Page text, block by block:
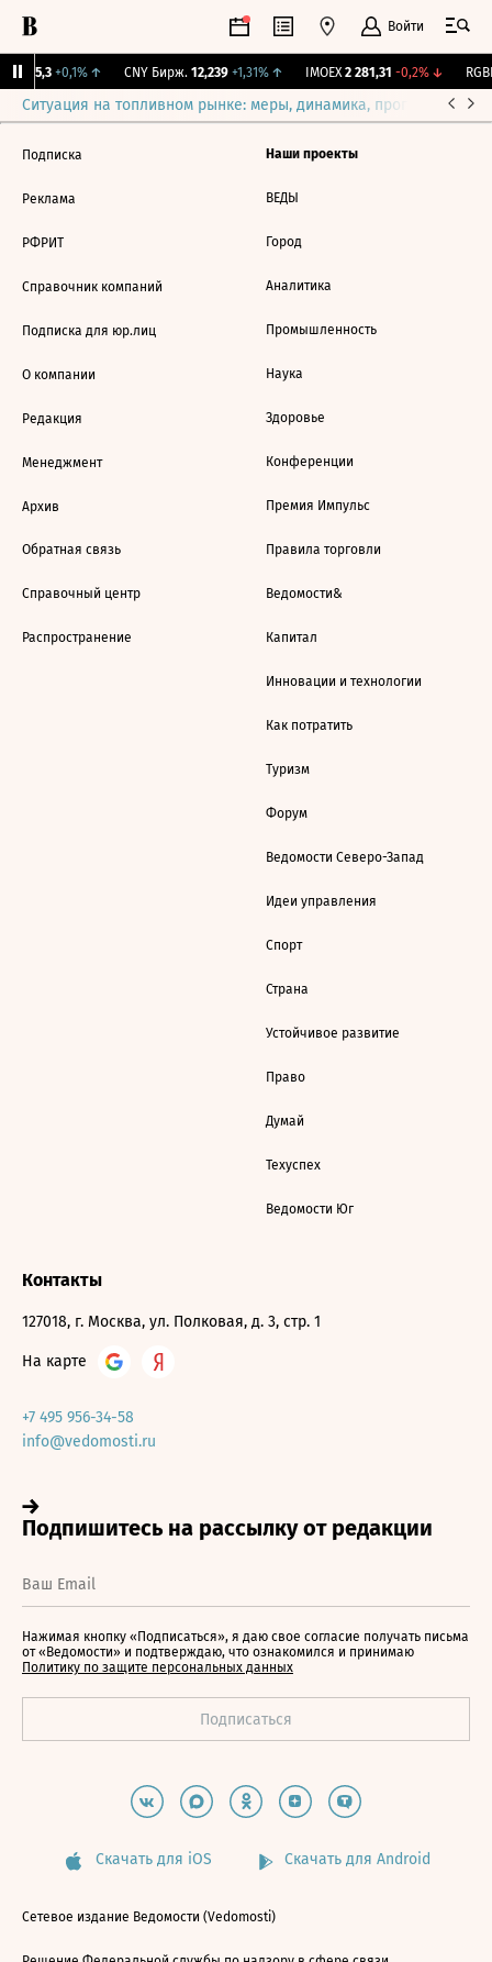
Войти
115,3 +0,1%↑ CNY Бирж. 12,239 +1,31%↑ IMOEX 2 281,31 -0,2%↓
Ситуация на топливном рынке: меры, динамика, прогнозы
Подписка
Реклама
РФРИТ
Справочник компаний
Подписка для юр.лиц
О компании
Редакция
Менеджмент
Архив
Обратная связь
Справочный центр
Распространение
Наши проекты
ВЕДЫ
Город
Аналитика
Промышленность
Наука
Здоровье
Конференции
Премия Импульс
Правила торговли
Ведомости&
Капитал
Инновации и технологии
Как потратить
Туризм
Форум
Ведомости Северо-Запад
Идеи управления
Спорт
Страна
Устойчивое развитие
Право
Думай
Техуспех
Ведомости Юг
Контакты
127018, г. Москва, ул. Полковая, д. 3, стр. 1
На карте
+7 495 956-34-58
info@vedomosti.ru
Нажимая кнопку «Подписаться», я даю свое согласие получать письма
от «Ведомости» и подтверждаю, что ознакомился и принимаю
Политику по защите персональных данных
Скачать для iOS Скачать для Android
Сетевое издание Ведомости (Vedomosti)